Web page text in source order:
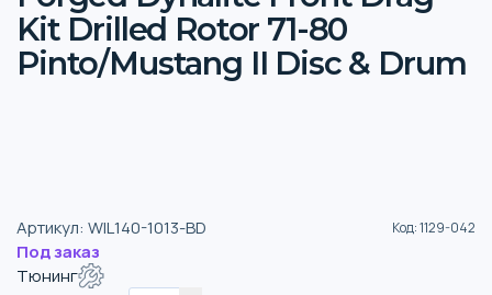
Kit Drilled Rotor 71-80
Pinto/Mustang II Disc & Drum
Артикул: WIL140-1013-BD Код:1129-042
Под заказ
Тюнинг